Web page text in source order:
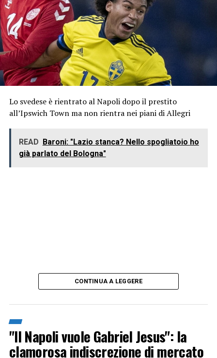
Lo svedese è rientrato al Napoli dopo il prestito
all’Ipswich Town ma non rientra nei piani di Allegri
READ Baroni: "Lazio stanca? Nello spogliatoio ho
già parlato del Bologna"
CONTINUA A LEGGERE
"Il Napoli vuole Gabriel Jesus": la
clamorosa indiscrezione di mercato